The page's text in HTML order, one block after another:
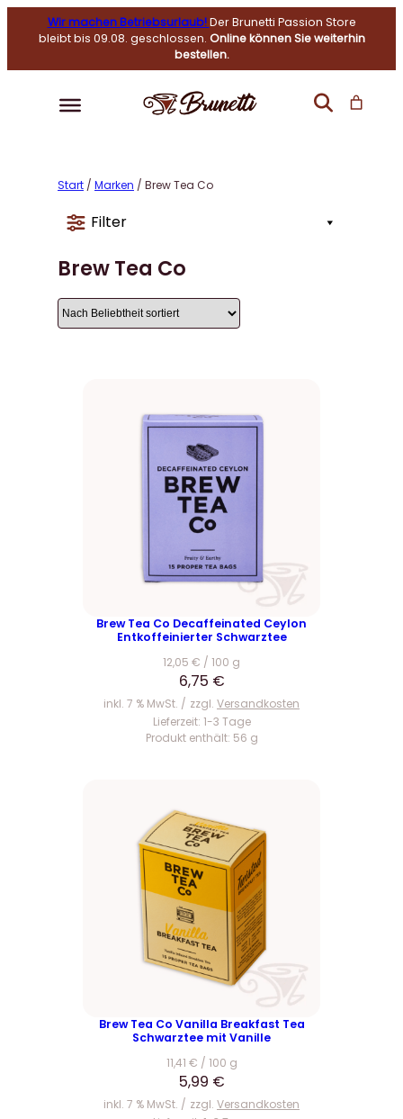
Wir machen Betriebsurlaub!Der Brunetti Passion Store
bleibt bis 09.08. geschlossen. Online können Sie weiterhin
bestellen.
Start / Marken / Brew Tea Co
Filter
Brew Tea Co
Brew Tea Co Decaffeinated Ceylon
Entkoffeinierter Schwarztee
12,05 € / 100 g
6,75 €
inkl. 7 % MwSt. zzgl. Versandkosten
Lieferzeit: 1-3 Tage
Produkt enthält: 56 g
Brew Tea Co Vanilla Breakfast Tea
Schwarztee mit Vanille
11,41 € / 100 g
5,99 €
inkl. 7 % MwSt. zzgl. Versandkosten